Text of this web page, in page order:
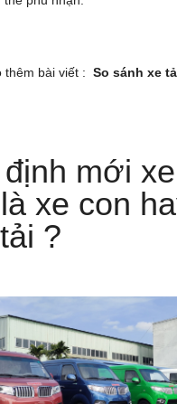
thêm bài viết : So sánh xe
mới
xe con
?